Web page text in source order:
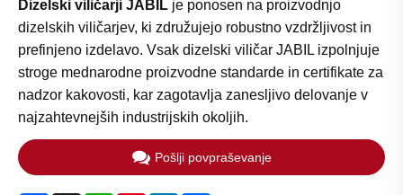
Dizelski viličarji JABIL je ponosen na proizvodnjo
dizelskih viličarjev, ki združujejo robustno vzdržljivost in
prefinjeno izdelavo. Vsak dizelski viličar JABIL izpolnjuje
stroge mednarodne proizvodne standarde in certifikate za
nadzor kakovosti, kar zagotavlja zanesljivo delovanje v
najzahtevnejših industrijskih okoljih.
Pošlji povpraševanje